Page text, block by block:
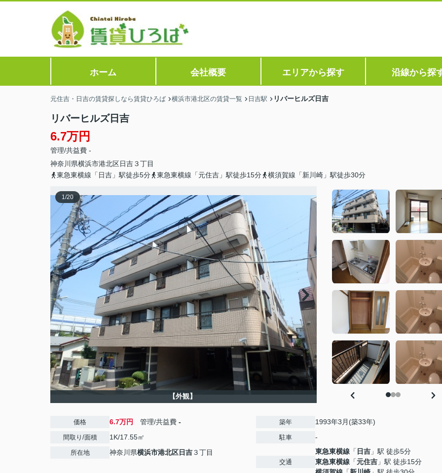
ホーム 会社概要 エリアから探す 沿線から探
元住吉・日吉の賃貸探しなら賃貸ひろば 横浜市港北区の賃貸一覧 日吉駅 リバーヒルズ日吉
リバーヒルズ日吉
6.7万円
管理/共益費 -
神奈川県横浜市港北区日吉３丁目
東急東横線「日吉」駅徒歩5分
東急東横線「元住吉」駅徒歩15分 横須賀線「新川崎」駅徒歩30分
1/20
【外観】
価格 6.7万円 管理/共益費 -
間取り/面積 1K/17.55㎡
所在地 神奈川県横浜市港北区日吉３丁目
築年 1993年3月(築33年)
駐車 -
交通
東急東横線 「 日吉 」駅 徒歩5分
東急東横線 「元住吉 」駅 徒歩15分